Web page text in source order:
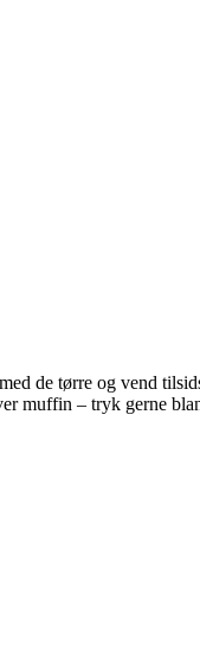
de tørre og vend
muffin – tryk gerne